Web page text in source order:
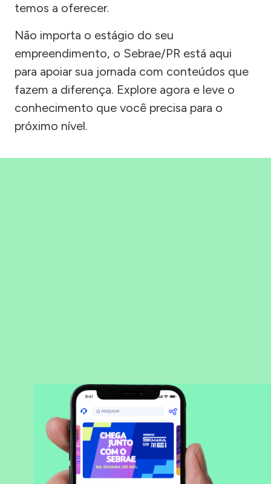
temos a oferecer.
Não importa o estágio do seu
empreendimento, o Sebrae/PR está aqui
para apoiar sua jornada com conteúdos que
fazem a diferença. Explore agora e leve o
conhecimento que você precisa para o
próximo nível.